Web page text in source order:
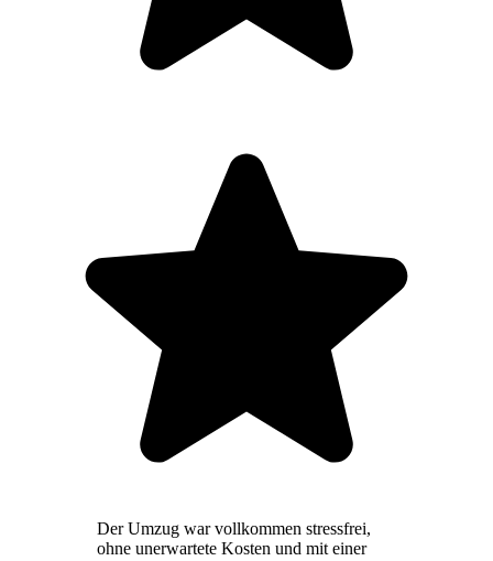
Der Umzug war vollkommen stressfrei,
ohne unerwartete Kosten und mit einer